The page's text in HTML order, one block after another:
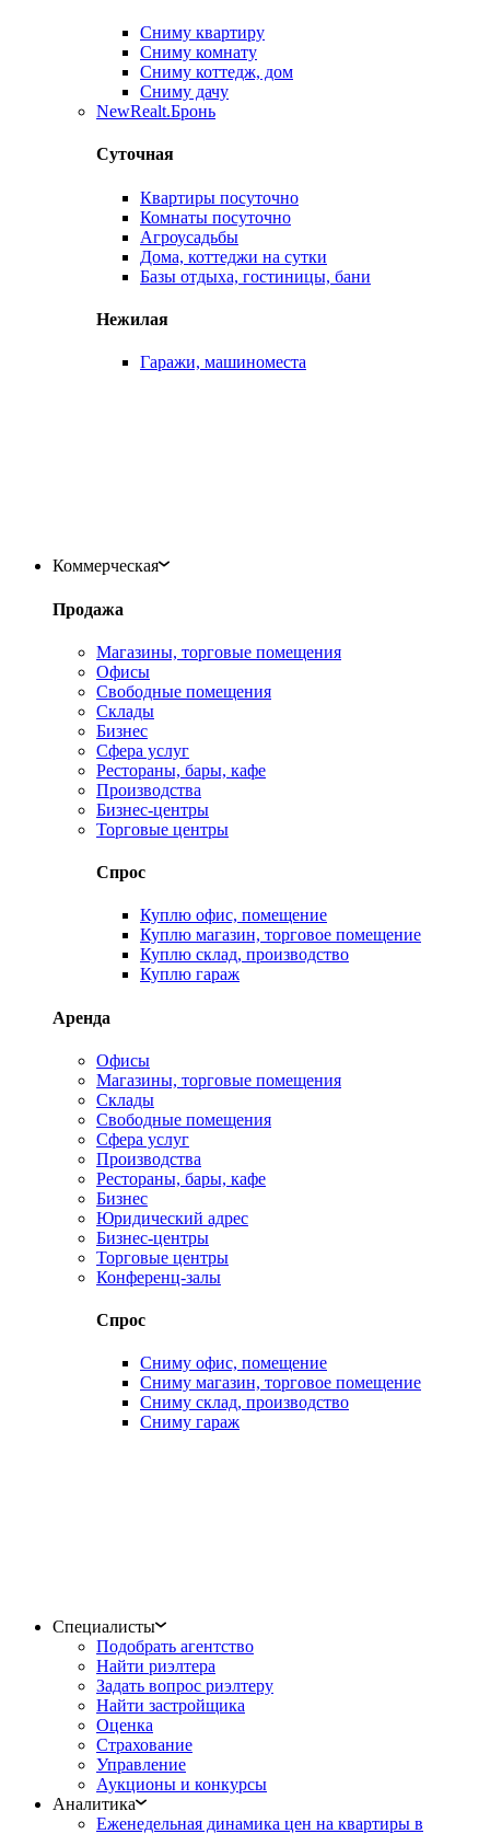
Сниму квартиру
Сниму комнату
Сниму коттедж, дом
Сниму дачу
NewRealt.Бронь
Суточная
Квартиры посуточно
Комнаты посуточно
Агроусадьбы
Дома, коттеджи на сутки
Базы отдыха, гостиницы, бани
Нежилая
Гаражи, машиноместа
Коммерческая
Продажа
Магазины, торговые помещения
Офисы
Свободные помещения
Склады
Бизнес
Сфера услуг
Рестораны, бары, кафе
Производства
Бизнес-центры
Торговые центры
Спрос
Куплю офис, помещение
Куплю магазин, торговое помещение
Куплю склад, производство
Куплю гараж
Аренда
Офисы
Магазины, торговые помещения
Склады
Свободные помещения
Сфера услуг
Производства
Рестораны, бары, кафе
Бизнес
Юридический адрес
Бизнес-центры
Торговые центры
Конференц-залы
Спрос
Сниму офис, помещение
Сниму магазин, торговое помещение
Сниму склад, производство
Сниму гараж
Специалисты
Подобрать агентство
Найти риэлтера
Задать вопрос риэлтеру
Найти застройщика
Оценка
Страхование
Управление
Аукционы и конкурсы
Аналитика
Еженедельная динамика цен на квартиры в